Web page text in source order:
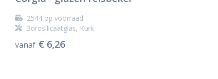
2544op voorraad
Borosilicaatglas, Kurk
vanaf € 6,26